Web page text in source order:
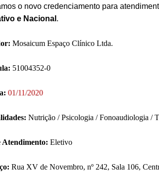
o novo credenciamento para
e Nacional .
Mosaicum Espaço Clínico Ltda.
51004352-0
01/11/2020
Nutrição / Psicologia / Fonoaudiologia /
Atendimento: Eletivo
Rua XV de Novembro, nº 242, Sala 106,